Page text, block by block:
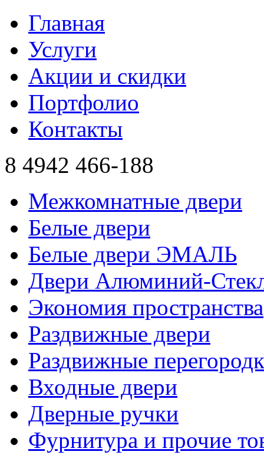
Главная
Услуги
Акции и скидки
Портфолио
Контакты
8 4942 466-188
Межкомнатные двери
Белые двери
Белые двери ЭМАЛЬ
Двери Алюминий-
Экономия пространства
Раздвижные двери
Раздвижные
Входные двери
Дверные ручки
Фурнитура и прочие